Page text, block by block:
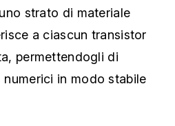
strato di materiale
a ciascun transistor
permettendogli di
in modo stabile